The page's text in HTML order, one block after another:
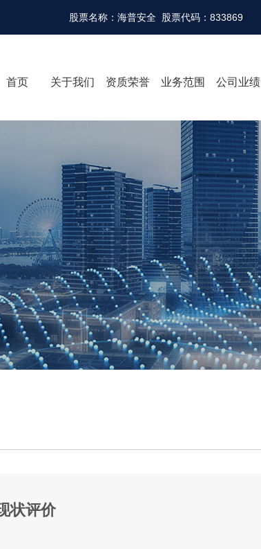
股票名称：海普安全 股票代码：833869
首页 关于我们 资质荣誉 业务范围
安全评价 >
安全咨询 >
环保工程 >
软件开发 >
检验检测 >
职业病危害评价 >
安全培训 >
标准化评审 >
安全环保产品 >
公司业绩
状评价